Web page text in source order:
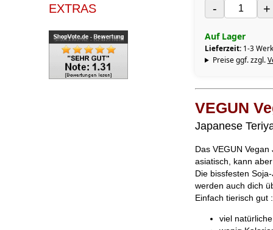
EXTRAS
- +
Auf Lager
Lieferzeit: 1-3
Preise ggf. zzgl.
VEGUN
Japanese
Das VEGUN
asiatisch, kann
Die bissfesten
werden auch dich
Einfach tierisch gut
viel